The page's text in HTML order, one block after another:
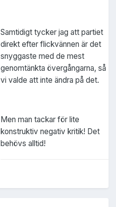
Samtidigt tycker jag att partiet
direkt efter flickvännen är det
snyggaste med de mest
genomtänkta övergångarna, så
vi valde att inte ändra på det.
Men man tackar för lite
konstruktiv negativ kritik! Det
behövs alltid!